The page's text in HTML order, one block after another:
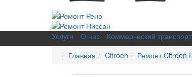
Услуги О нас Коммерческий транспорт
Главная
Citroen Ремонт Citroen